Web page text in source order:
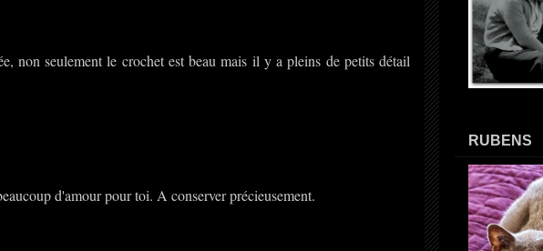
non seulement le crochet est beau mais il y a pleins de petits détail
d'amour pour toi. A conserver précieusement.
RUBENS